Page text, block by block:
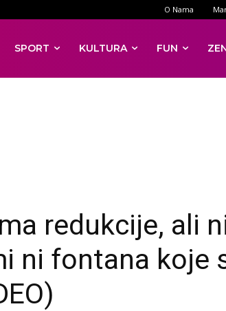
O Nama
SPORT KULTURA FUN
redukcije, ali
ni fontana koje